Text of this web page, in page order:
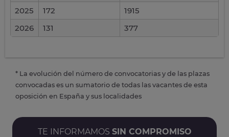
2025
172
1915
2026
131 377
* La evolución del número de convocatorias y de las plazas
convocadas es un sumatorio de todas las vacantes de esta
oposición en España y sus localidades
TE INFORMAMOS SIN COMPROMISO